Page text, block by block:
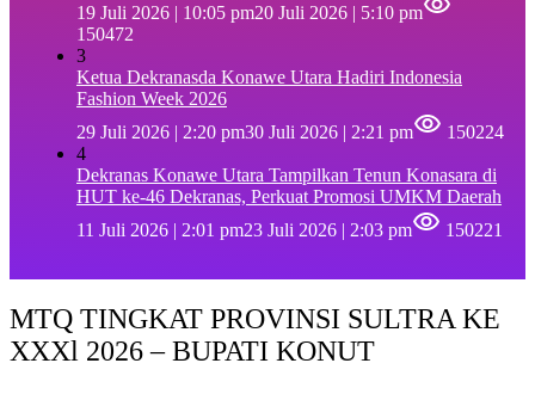
19 Juli 2026 | 10:05 pm20 Juli 2026 | 5:10 pm
150472
3
Ketua Dekranasda Konawe Utara Hadiri Indonesia
Fashion Week 2026
29 Juli 2026 | 2:20 pm30 Juli 2026 | 2:21 pm
150224
4
Dekranas Konawe Utara Tampilkan Tenun Konasara di
HUT ke-46 Dekranas, Perkuat Promosi UMKM Daerah
11 Juli 2026 | 2:01 pm23 Juli 2026 | 2:03 pm 150221
MTQ TINGKAT PROVINSI SULTRA KE
XXXl 2026 – BUPATI KONUT